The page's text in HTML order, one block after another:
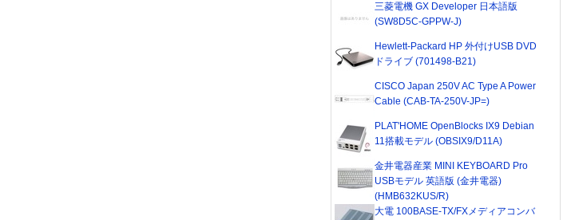
三菱電機 GX Developer 日本語版
(SW8D5C-GPPW-J)
Hewlett-Packard HP 外付けUSB DVD
ドライブ (701498-B21)
CISCO Japan 250V AC Type A Power
Cable (CAB-TA-250V-JP=)
PLAT'HOME OpenBlocks IX9 Debian
11搭載モデル (OBSIX9/D11A)
金井電器産業 MINI KEYBOARD Pro
USBモデル 英語版 (金井電器)
(HMB632KUS/R)
大電 100BASE-TX/FXメディアコンバ